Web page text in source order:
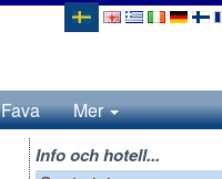
Fava Mer
Info och hotell...